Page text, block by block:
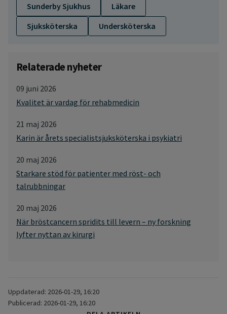
Sunderby Sjukhus
Läkare
Sjuksköterska
Undersköterska
Relaterade nyheter
09 juni 2026
Kvalitet är vardag för rehabmedicin
21 maj 2026
Karin är årets specialistsjuksköterska i psykiatri
20 maj 2026
Starkare stöd för patienter med röst- och
talrubbningar
20 maj 2026
När bröstcancern spridits till levern – ny forskning
lyfter nyttan av kirurgi
Uppdaterad: 2026-01-29, 16:20
Publicerad: 2026-01-29, 16:20